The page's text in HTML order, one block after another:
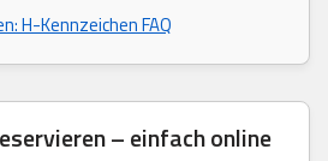
H-Kennzeichen FAQ
– einfach online